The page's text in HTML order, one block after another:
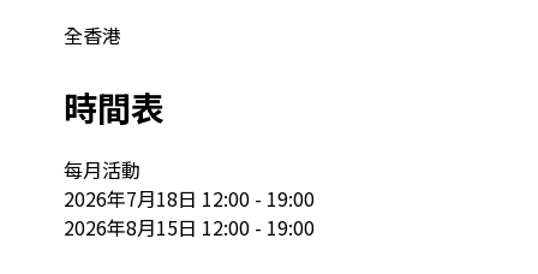
全香港
時間表
每月活動
2026年7月18日 12:00 - 19:00
2026年8月15日 12:00 - 19:00